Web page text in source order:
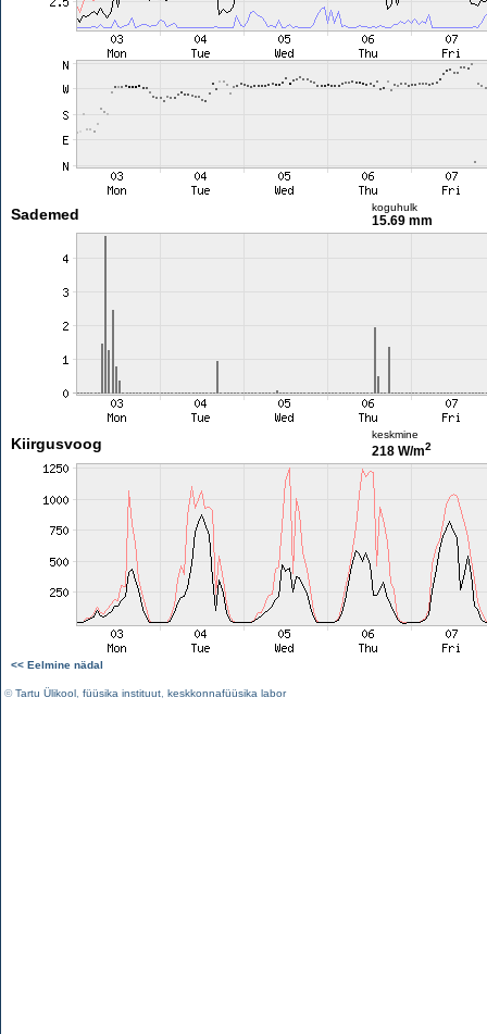
Sademed koguhulk
15.69 mm
Kiirgusvoog
keskmine
218 W/m2
<< Eelmine nädal
©Tartu Ülikool füüsika instituut keskkonnafüüsika labor